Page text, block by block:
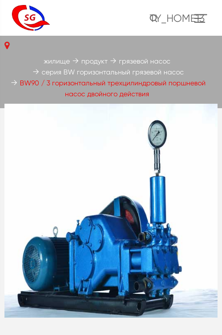
TY_HOME13
жилище продукт
грязевой насос
серия BW горизонтальный грязевой насос
BW90 / 3 горизонтальный трехцилиндровый поршневой
насос двойного действия